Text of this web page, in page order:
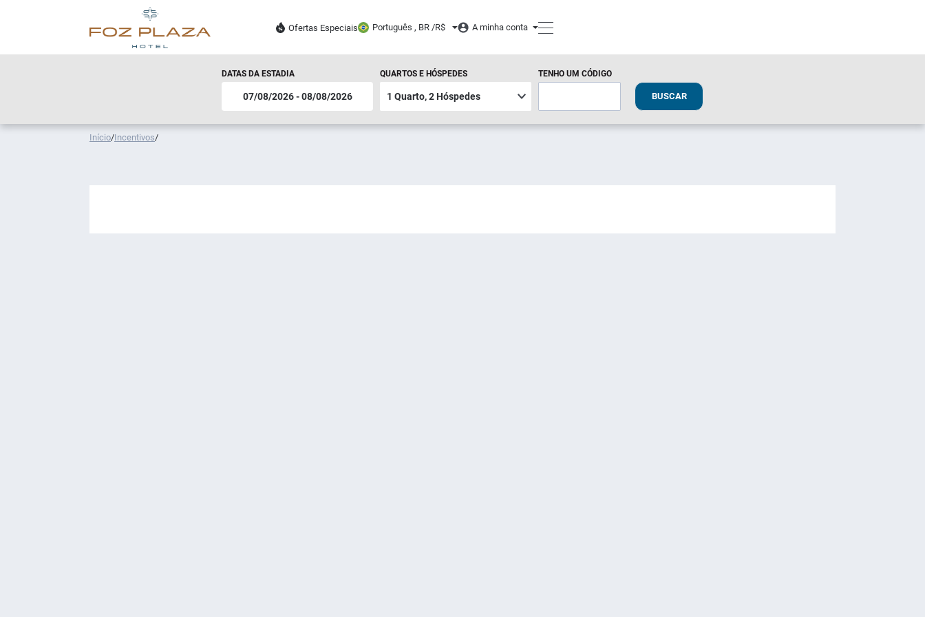
Ofertas Especiais Português , BR /R$ A minha conta
DATAS DA ESTADIA QUARTOS E HÓSPEDES TENHO UM CÓDIGO
BUSCAR
Início/Incentivos/